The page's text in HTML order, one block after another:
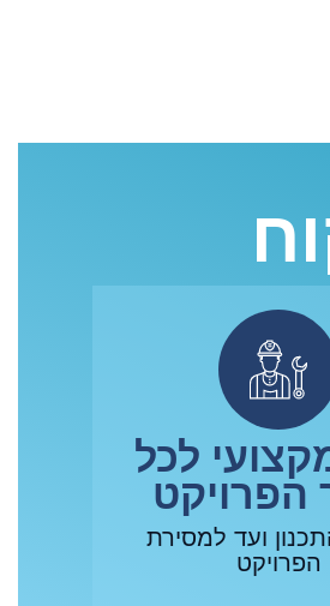
מקצועי לכל
הפרויקט
ועד למסירת
הפרויקט